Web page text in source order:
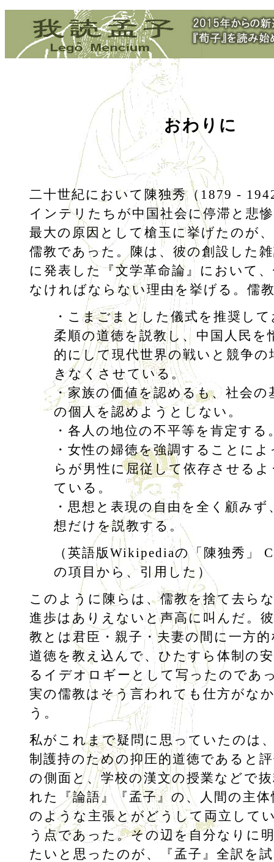
おわりに
二十世紀において陳独秀（1879 -
インテリたちが中国社会に停滞と悲
最大の原因として槍玉に挙げたのが
儒教であった。陳は、彼の創設した
に発表した『文学革命論』において
なければならない理由を挙げる。儒
・こまごまとした儀式を推奨し
柔順の道徳を説教し、中国人民を
的にして現代世界の戦いと競争の
きなくさせている。
・家族の価値を認めるも、社会の
の個人を認めようとしない。
・各人の地位の不平等を肯定する
・女性の婦徳を強調することに
らが男性に屈従して依存させる
ている。
・思想と表現の自由を全く顧みず
想だけを説教する。
（英語版Wikipediaの「陳独秀」
の項目から、引用した）
このように陳らは、儒教を捨て去ら
進歩はありえないと声高に叫んだ。
教とは君臣・親子・夫妻の間に一方
道徳を教え込んで、ひたすら体制の
るイデオロギーとして写ったのであ
実の儒教はそう言われても仕方がな
う。
私がこれまで疑問に思っていたのは
制護持のための抑圧的道徳であると
の側面と、学校の漢文の授業などで
れた『論語』『孟子』の、人間の主
のような主張とがどうして両立して
う点であった。その辺を自分なりに
たいと思ったのが、『孟子』全訳を